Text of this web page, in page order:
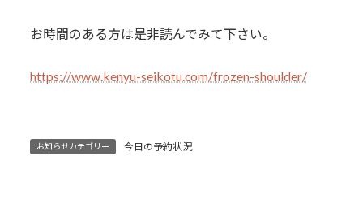
お時間のある方は是非読んでみて下さい。
https://www.kenyu-seikotu.com/frozen-shoulder/
お知らせカテゴリー 今日の予約状況